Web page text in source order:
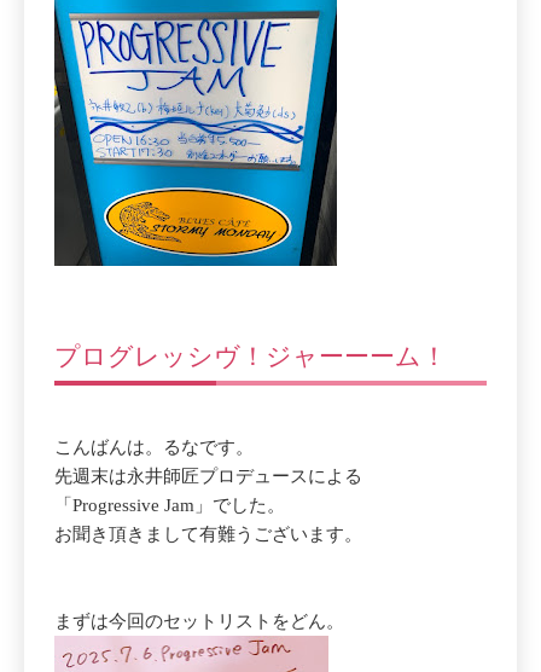
プログレッシヴ！ジャーーーム！
こんばんは。るなです。
先週末は永井師匠プロデュースによる
「Progressive Jam」でした。
お聞き頂きまして有難うございます。
まずは今回のセットリストをどん。